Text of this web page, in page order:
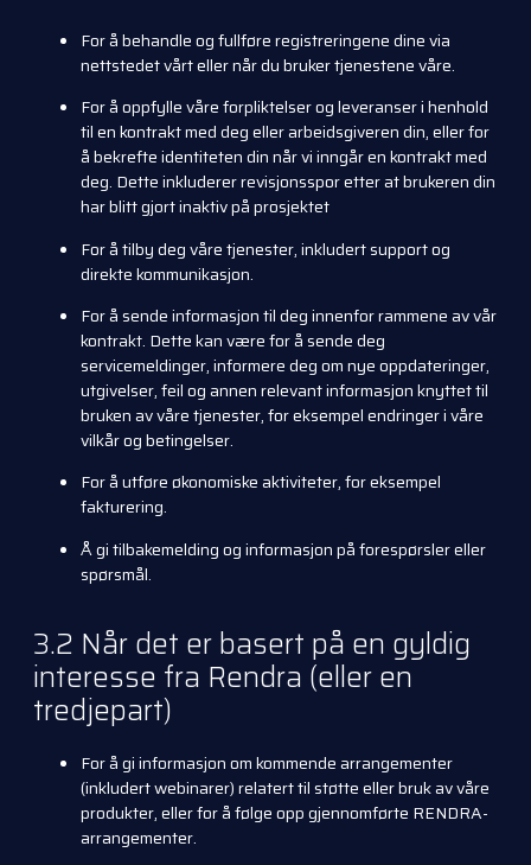
For å behandle og fullføre registreringene dine via
nettstedet vårt eller når du bruker tjenestene våre.
For å oppfylle våre forpliktelser og leveranser i henhold
til en kontrakt med deg eller arbeidsgiveren din, eller for
å bekrefte identiteten din når vi inngår en kontrakt med
deg. Dette inkluderer revisjonsspor etter at brukeren din
har blitt gjort inaktiv på prosjektet
For å tilby deg våre tjenester, inkludert support og
direkte kommunikasjon.
For å sende informasjon til deg innenfor rammene av vår
kontrakt. Dette kan være for å sende deg
servicemeldinger, informere deg om nye oppdateringer,
utgivelser, feil og annen relevant informasjon knyttet til
bruken av våre tjenester, for eksempel endringer i våre
vilkår og betingelser.
For å utføre økonomiske aktiviteter, for eksempel
fakturering.
Å gi tilbakemelding og informasjon på forespørsler eller
spørsmål.
3.2 Når det er basert på en gyldig
interesse fra Rendra (eller en
tredjepart)
For å gi informasjon om kommende arrangementer
(inkludert webinarer) relatert til støtte eller bruk av våre
produkter, eller for å følge opp gjennomførte RENDRA-
arrangementer.